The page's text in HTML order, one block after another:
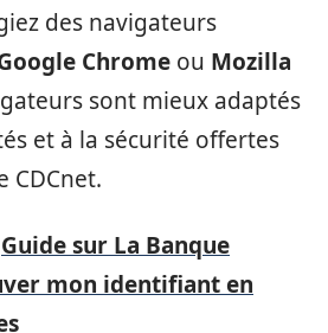
des navigateurs
Chrome ou Mozilla
sont mieux adaptés
et à la sécurité offertes
CDCnet.
Guide sur La Banque
mon identifiant en